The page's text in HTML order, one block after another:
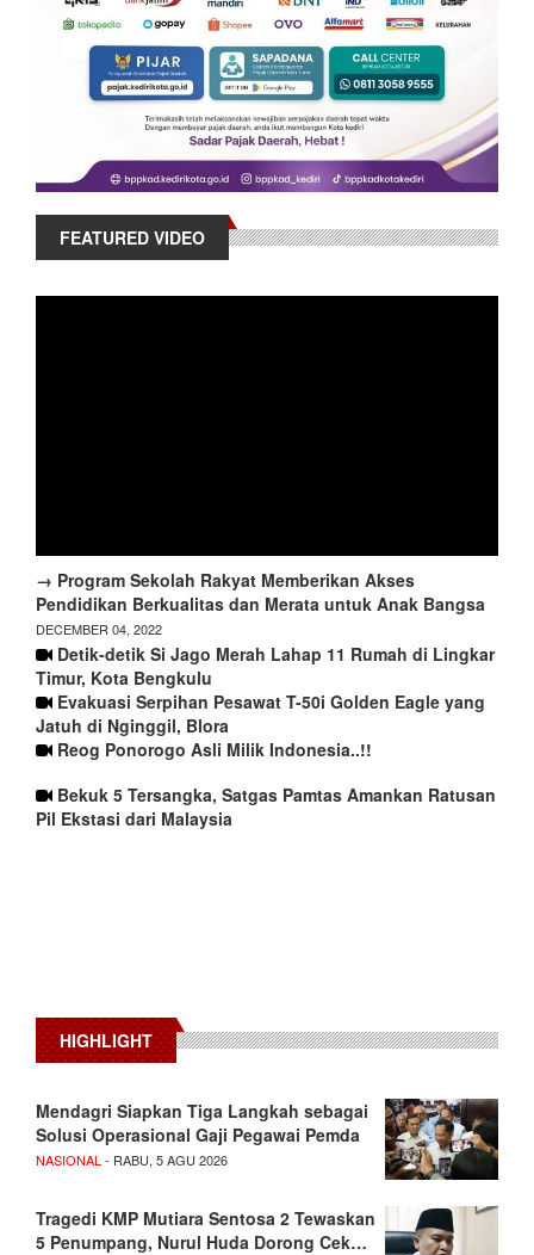
FEATURED VIDEO
→ Program Sekolah Rakyat Memberikan Akses
Pendidikan Berkualitas dan Merata untuk Anak Bangsa
DECEMBER 04, 2022
Detik-detik Si Jago Merah Lahap 11 Rumah di Lingkar
Timur, Kota Bengkulu
Evakuasi Serpihan Pesawat T-50i Golden Eagle yang
Jatuh di Nginggil, Blora
Reog Ponorogo Asli Milik Indonesia..!!
Bekuk 5 Tersangka, Satgas Pamtas Amankan Ratusan
Pil Ekstasi dari Malaysia
HIGHLIGHT
Mendagri Siapkan Tiga Langkah sebagai
Solusi Operasional Gaji Pegawai Pemda
NASIONAL - RABU, 5 AGU 2026
Tragedi KMP Mutiara Sentosa 2 Tewaskan
5 Penumpang, Nurul Huda Dorong Cek…